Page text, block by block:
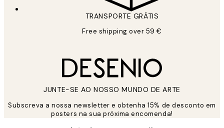
TRANSPORTE GRÁTIS
Free shipping over 59 €
JUNTE-SE AO NOSSO MUNDO DE ARTE
Subscreva a nossa newsletter e obtenha 15% de desconto em
posters na sua próxima encomenda!